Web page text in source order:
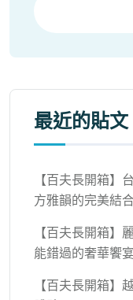
最近的貼文
【百夫長開箱】
方雅韻的完美結合
【百夫長開箱】
能錯過的奢華饗
【百夫長開箱】